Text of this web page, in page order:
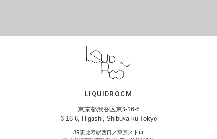
LIQUIDROOM
東京都渋谷区東3-16-6
3-16-6, Higashi, Shibuya-ku,Tokyo
JR恵比寿駅西口／東京メトロ